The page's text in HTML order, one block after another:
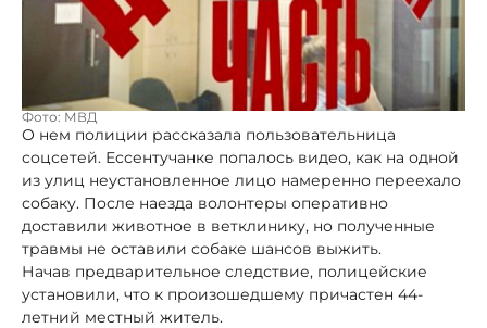
Фото: МВД
О нем полиции рассказала пользовательница
соцсетей. Ессентучанке попалось видео, как на одной
из улиц неустановленное лицо намеренно переехало
собаку. После наезда волонтеры оперативно
доставили животное в ветклинику, но полученные
травмы не оставили собаке шансов выжить.
Начав предварительное следствие, полицейские
установили, что к произошедшему причастен 44-
летний местный житель.